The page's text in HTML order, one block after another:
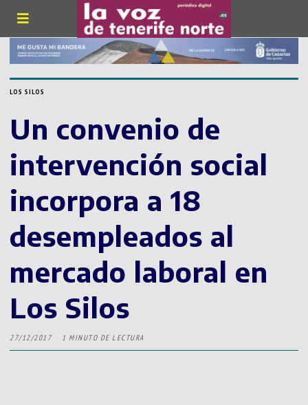
LOS SILOS
Un convenio de
intervención social
incorpora a 18
desempleados al
mercado laboral en
Los Silos
27/12/2017 1 MINUTO DE LECTURA